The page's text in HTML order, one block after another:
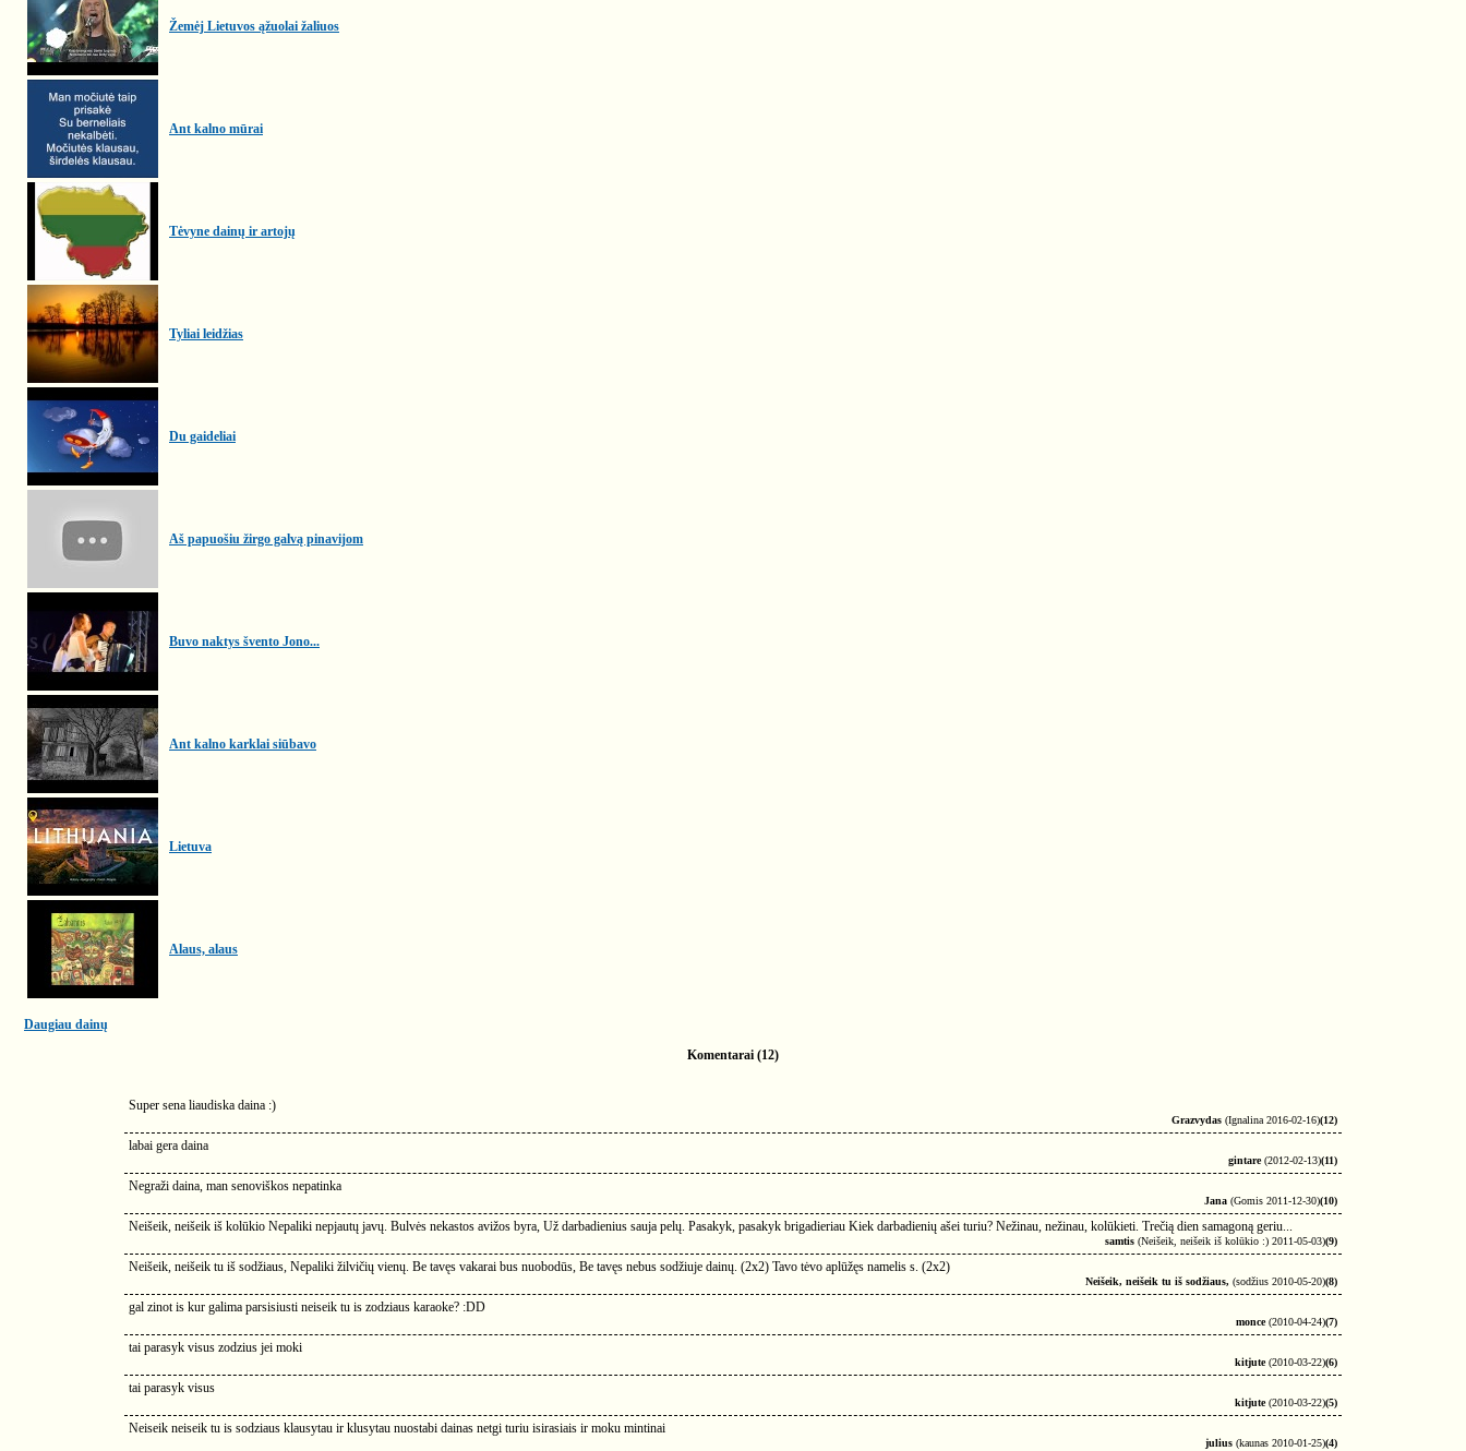
Žemėj Lietuvos ąžuolai žaliuos
Ant kalno mūrai
Tėvyne dainų ir artojų
Tyliai leidžias
Du gaideliai
Aš papuošiu žirgo galvą pinavijom
Buvo naktys švento Jono...
Ant kalno karklai siūbavo
Lietuva
Alaus, alaus
Daugiau dainų
Komentarai (12)
Super sena liaudiska daina :)
Grazvydas (Ignalina 2016-02-16)(12)
labai gera daina
gintare(2012-02-13)(11)
Negraži daina, man senoviškos nepatinka
Jana (Gomis 2011-12-30)(10)
Neišeik, neišeik iš kolūkio Nepaliki nepjautų javų. Bulvės nekastos avižos byra, Už darbadienius sauja pelų. Pasakyk, pasakyk brigadieriau Kiek darbadienių ašei turiu? Nežinau, nežinau, kolūkieti. Trečią dien samagoną geriu...
samtis (Neišeik, neišeik iš kolūkio :) 2011-05-03)(9)
Neišeik, neišeik tu iš sodžiaus, Nepaliki žilvičių vienų. Be tavęs vakarai bus nuobodūs, Be tavęs nebus sodžiuje dainų. (2x2) Tavo tėvo aplūžęs namelis s. (2x2)
Neišeik, neišeik tu iš sodžiaus, (sodžius 2010-05-20)(8)
gal zinot is kur galima parsisiusti neiseik tu is zodziaus karaoke? :DD
monce(2010-04-24)(7)
tai parasyk visus zodzius jei moki
kitjute(2010-03-22)(6)
tai parasyk visus
kitjute(2010-03-22)(5)
Neiseik neiseik tu is sodziaus klausytau ir klusytau nuostabi dainas netgi turiu isirasiais ir moku mintinai
julius (kaunas 2010-01-25)(4)